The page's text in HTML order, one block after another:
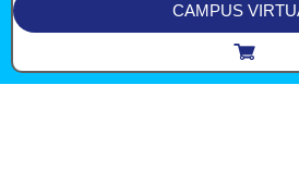
CAMPUS